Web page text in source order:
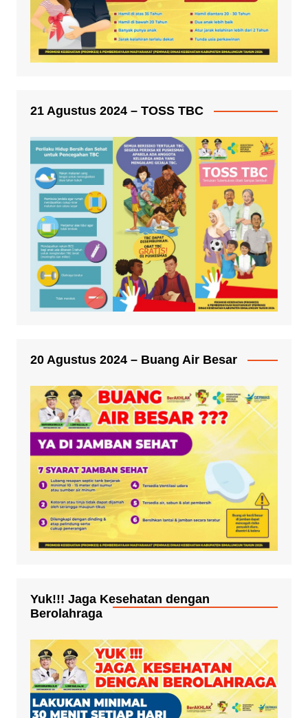
21 Agustus 2024 – TOSS TBC
20 Agustus 2024 – Buang Air Besar
Yuk!!! Jaga Kesehatan dengan
Berolahraga